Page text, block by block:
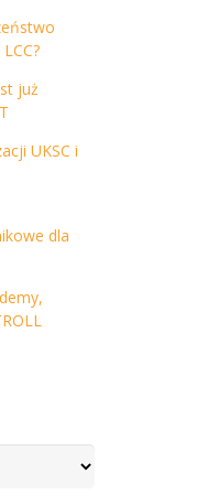
już
UKSC i
dla